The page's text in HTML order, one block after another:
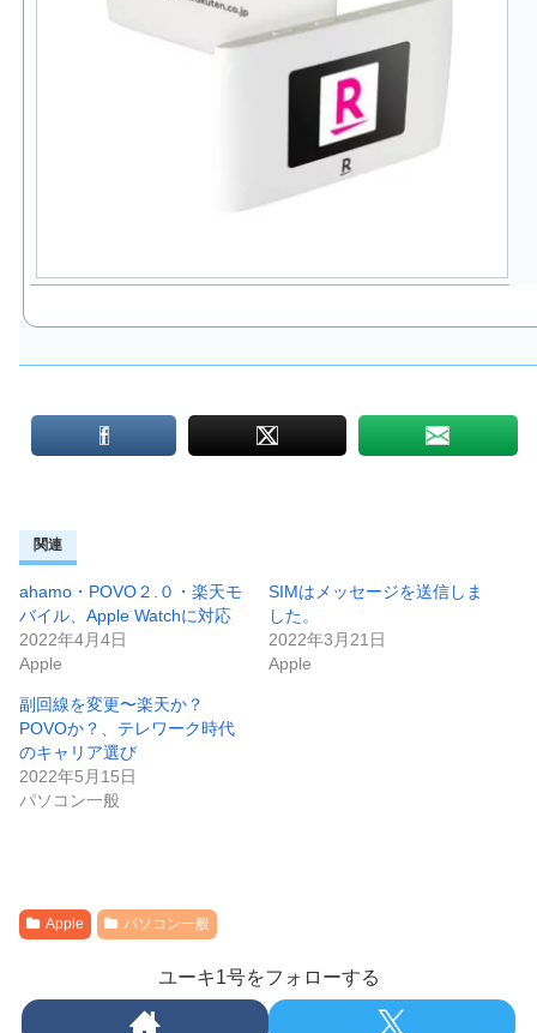
関連
ahamo・POVO２.０・楽天モ
バイル、Apple Watchに対応
2022年4月4日
Apple
SIMはメッセージを送信しま
した。
2022年3月21日
Apple
副回線を変更〜楽天か？
POVOか？、テレワーク時代
のキャリア選び
2022年5月15日
パソコン一般
Apple パソコン一般
ユーキ1号をフォローする